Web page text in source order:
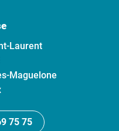
Laurent
Maguelone
75 75